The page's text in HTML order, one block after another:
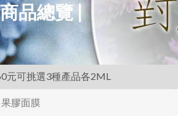
商品總覽 |
元可挑選3種產品各2ML
品.1樣.買越多送越多
品.1樣.買越多送越多
果膠面膜